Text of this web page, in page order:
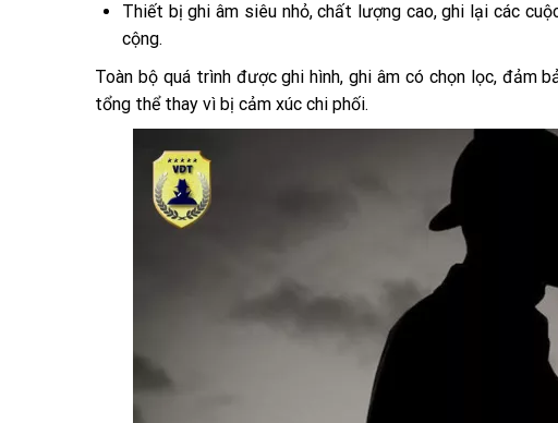
Thiết bị ghi âm siêu nhỏ, chất lượng cao, ghi lại các
cộng.
Toàn bộ quá trình được ghi hình, ghi âm có chọn lọc, đảm
tổng thể thay vì bị cảm xúc chi phối.